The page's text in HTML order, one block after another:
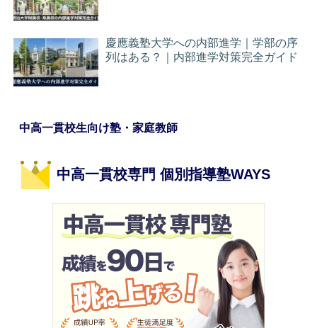
慶應義塾大学への内部進学｜学部の序
列はある？｜内部進学対策完全ガイド
中高一貫校生向け塾・家庭教師
中高一貫校専門 個別指導塾WAYS